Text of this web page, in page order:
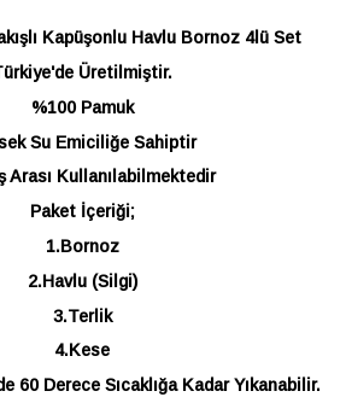
Kapüşonlu Havlu Bornoz 4lü Set
Üretilmiştir.
%100 Pamuk
Su Emiciliğe Sahiptir
Arası Kullanılabilmektedir
Paket İçeriği;
1.Bornoz
2.Havlu (Silgi)
3.Terlik
4.Kese
60 Derece Sıcaklığa Kadar Yıkanabilir.